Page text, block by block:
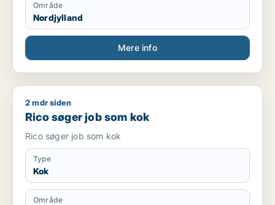
Område
Nordjylland
Mere info
Rico søger job som kok
2 mdr siden
Rico søger job som kok
Rico søger job som kok
Type
Kok
Område